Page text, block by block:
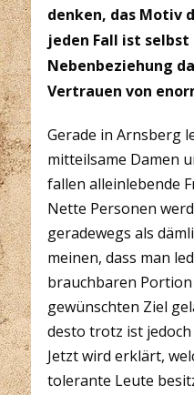
denken, das Motiv
jeden Fall ist
Nebenbeziehung
Vertrauen von
Gerade in Arnsberg
mitteilsame Damen
fallen alleinlebende
Nette Personen
geradewegs als
meinen, dass man
brauchbaren
gewünschten Ziel
desto trotz ist jedoch
Jetzt wird erklärt,
tolerante Leute